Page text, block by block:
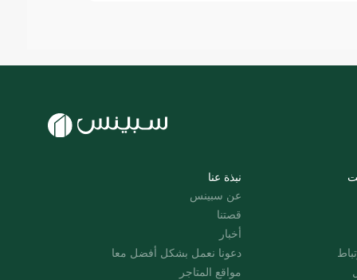
نبذة عنا
عن سبينس
قصتنا
أخبار
دعونا نعمل بشكل أفضل معا
مواقع المتاجر